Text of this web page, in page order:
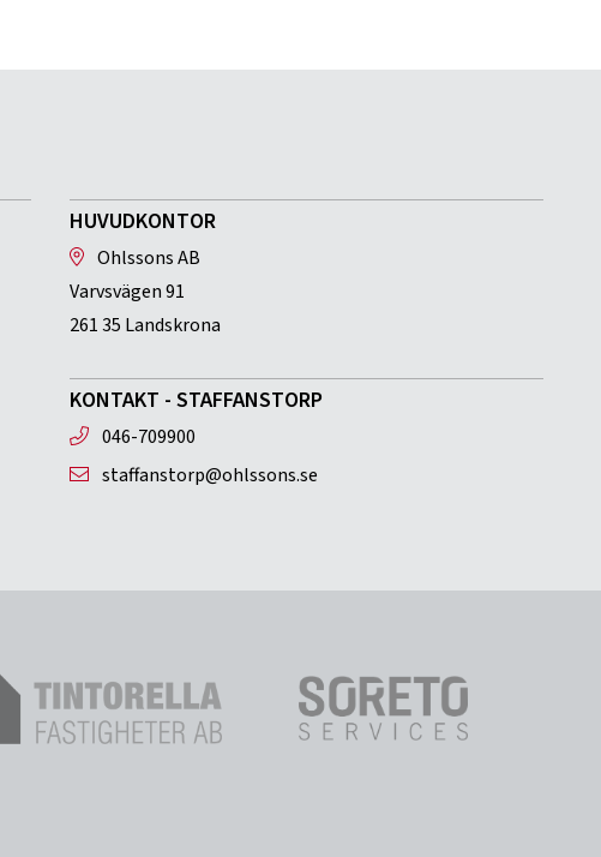
HUVUDKONTOR
Ohlssons AB
Varvsvägen 91
261 35 Landskrona
KONTAKT - STAFFANSTORP
046-709900
staffanstorp@ohlssons.se